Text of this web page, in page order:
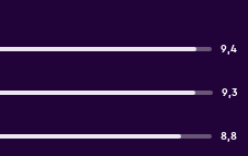
9,4
9,3
8,8